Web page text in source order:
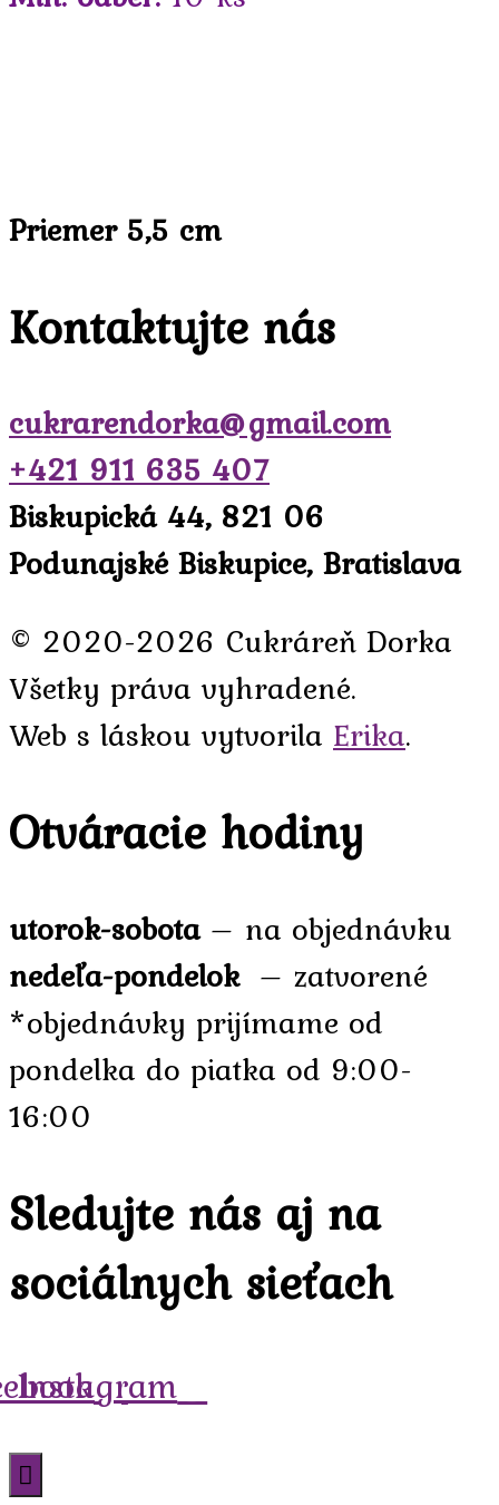
Priemer 5,5 cm
Kontaktujte nás
cukrarendorka@gmail.com
+421 911 635 407
Biskupická 44, 821 06
Podunajské Biskupice, Bratislava
© 2020-2026 Cukráreň Dorka
Všetky práva vyhradené.
Web s láskou vytvorila Erika.
Otváracie hodiny
utorok-sobota– na objednávku
nedeľa-pondelok – zatvorené
*objednávky prijímame od
pondelka do piatka od 9:00-
16:00
Sledujte nás aj na
sociálnych sieťach
Instagram